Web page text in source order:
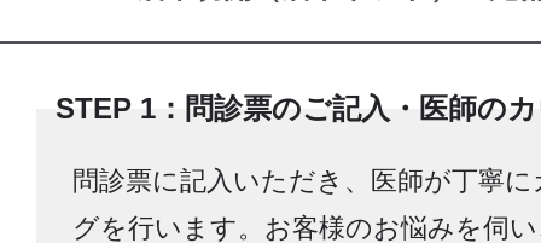
STEP 1：問診票のご記入・医師の
問診票に記入いただき、医師が丁寧
グを行います。お客様のお悩みを伺